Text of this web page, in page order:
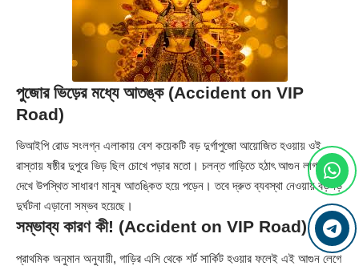
পুজোর ভিড়ের মধ্যে আতঙ্ক(Accident on VIP
Road)
ভিআইপি রোড সংলগ্ন এলাকায় বেশ কয়েকটি বড় দুর্গাপুজো আয়োজিত হওয়ায় ওই
রাস্তায় ষষ্ঠীর দুপুরে ভিড় ছিল চোখে পড়ার মতো। চলন্ত গাড়িতে হঠাৎ আগুন লাগতে
দেখে উপস্থিত সাধারণ মানুষ আতঙ্কিত হয়ে পড়েন। তবে দ্রুত ব্যবস্থা নেওয়ায় বড়সড়
দুর্ঘটনা এড়ানো সম্ভব হয়েছে।
সম্ভাব্য কারণকী! (Accident on VIP Road)
প্রাথমিক অনুমান অনুযায়ী, গাড়ির এসি থেকে শর্ট সার্কিট হওয়ার ফলেই এই আগুন লেগে